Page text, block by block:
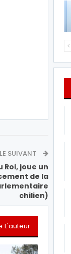
SUIVANT
Roi, joue un
de la
chilien)
L'auteur